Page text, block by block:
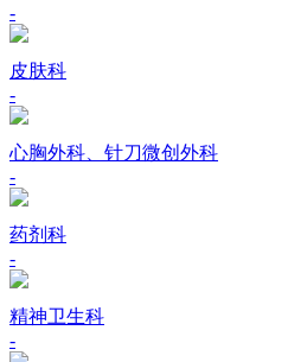
-
皮肤科
-
心胸外科、针刀微创外科
-
药剂科
-
精神卫生科
-